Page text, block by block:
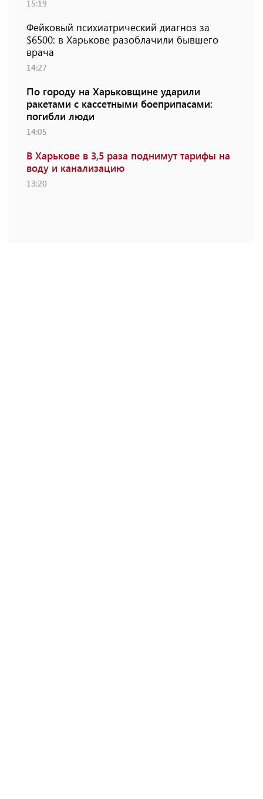
15:19
Фейковый психиатрический диагноз за
$6500: в Харькове разоблачили бывшего
врача
14:27
По городу на Харьковщине ударили
ракетами с кассетными боеприпасами:
погибли люди
14:05
В Харькове в 3,5 раза поднимут тарифы на
воду и канализацию
13:20